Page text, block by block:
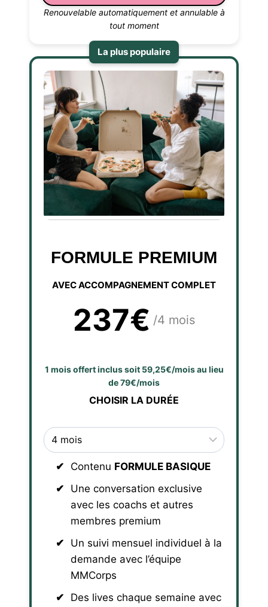
Renouvelable automatiquement et annulable à
tout moment
FORMULE PREMIUM
AVEC ACCOMPAGNEMENT COMPLET
237€ /4 mois
1 mois offert inclus soit 59,25€/mois au lieu
de 79€/mois
CHOISIR LA DURÉE
Contenu FORMULE BASIQUE
Une conversation exclusive
avec les coachs et autres
membres premium
Un suivi mensuel individuel à la
demande avec l’équipe
MMCorps
Des lives chaque semaine avec